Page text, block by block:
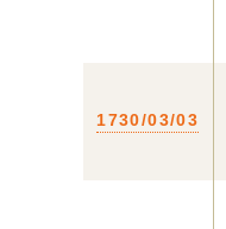
1730/03/03